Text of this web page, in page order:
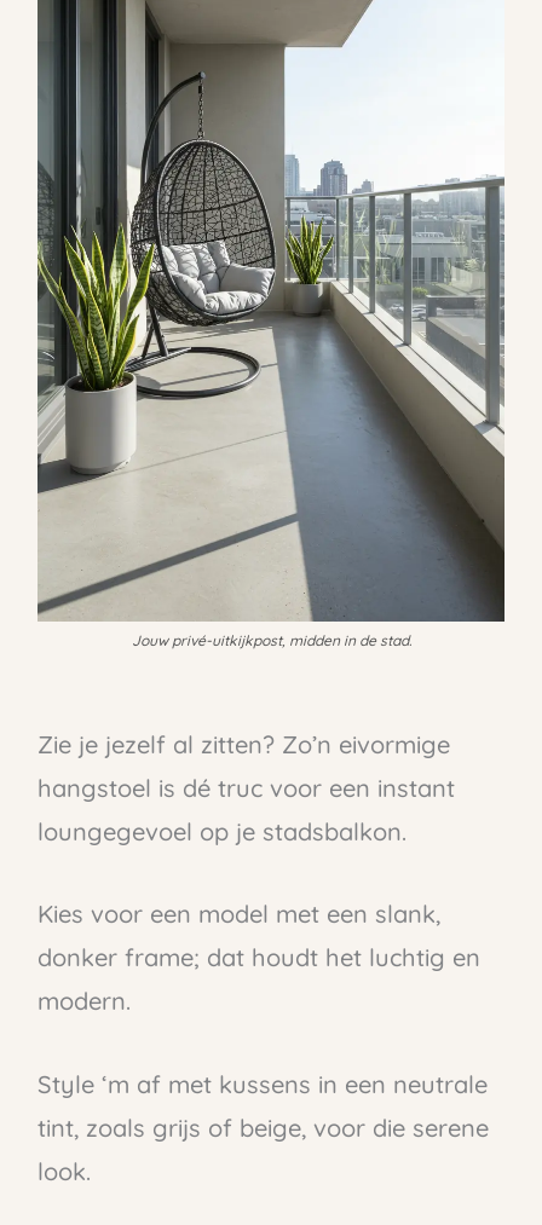
Jouw privé-uitkijkpost, midden in de stad.
Zie je jezelf al zitten? Zo’n eivormige
hangstoel is dé truc voor een instant
loungegevoel op je stadsbalkon.
Kies voor een model met een slank,
donker frame; dat houdt het luchtig en
modern.
Style ‘m af met kussens in een neutrale
tint, zoals grijs of beige, voor die serene
look.